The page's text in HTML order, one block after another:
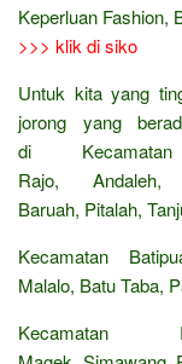
Keperluan Fashion,
>>> klik di siko
Untuk kita yang
jorong yang
di
Rajo,
Baruah, Pitalah,
Kecamatan
Malalo, Batu Taba,
Kecamatan